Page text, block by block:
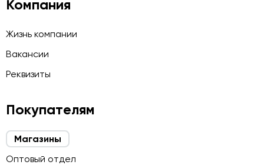
Компания
Жизнь компании
Вакансии
Реквизиты
Покупателям
Магазины
Оптовый отдел